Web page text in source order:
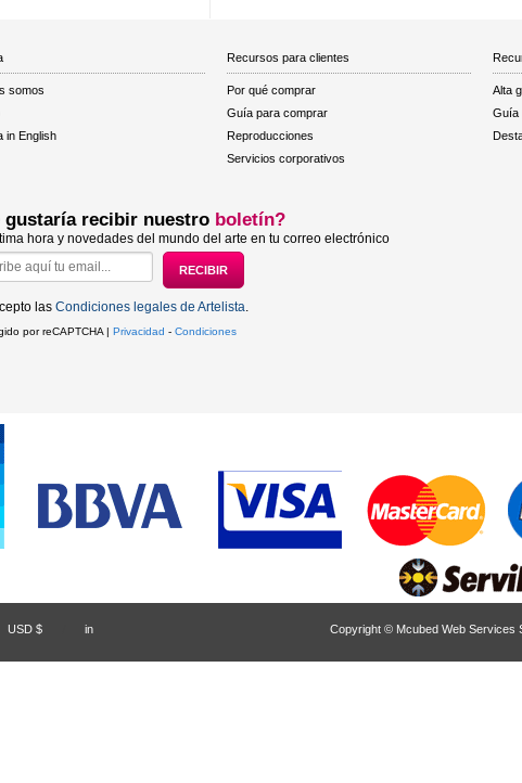
somos
in English
Recursos para clientes
Por qué comprar
Guía para comprar
Reproducciones
Servicios corporativos
Alta
Guía
gustaría recibir nuestro boletín?
hora y novedades del mundo del arte en tu correo electrónico
las Condiciones legales de Artelista.
por reCAPTCHA | Privacidad - Condiciones
USD $ in Copyright © Mcubed Web Services